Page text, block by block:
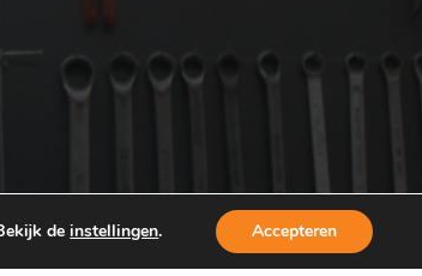
deinstellingen. Accepteren